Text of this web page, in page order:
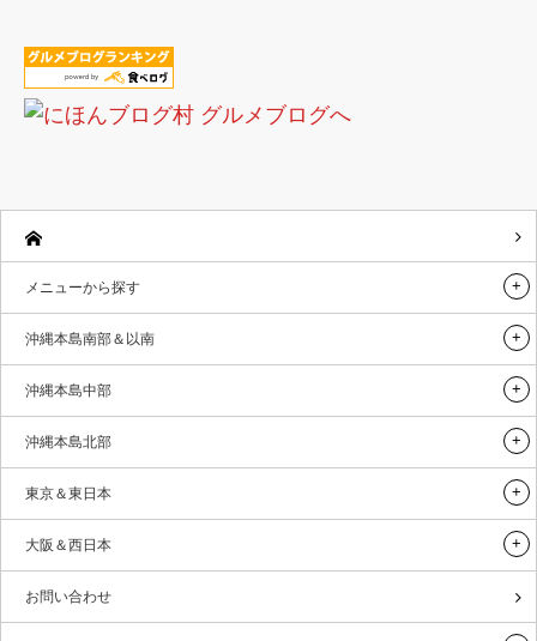
メニューから探す
沖縄本島南部＆以南
沖縄本島中部
沖縄本島北部
東京＆東日本
大阪＆西日本
お問い合わせ